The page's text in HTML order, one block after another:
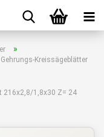
»
Gehrungs-Kreissägeblätter
216x2,8/1,8x30 Z= 24